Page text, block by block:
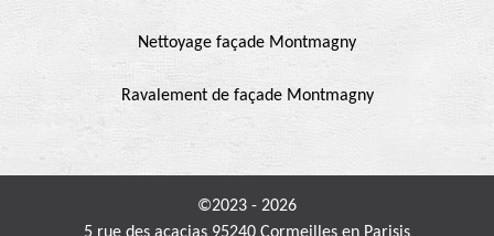
Nettoyage façade Montmagny
Ravalement de façade Montmagny
©2023 - 2026
5 rue des acacias 95240 Cormeilles en Parisis